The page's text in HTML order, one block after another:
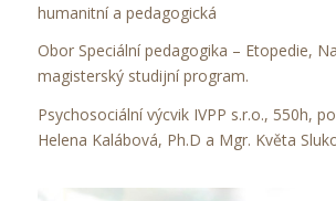
humanitní a pedagogická
Obor Speciální pedagogika – Etopedie,
magisterský studijní program.
Psychosociální výcvik IVPP s.r.o., 550h,
Helena Kalábová, Ph.D a Mgr. Květa